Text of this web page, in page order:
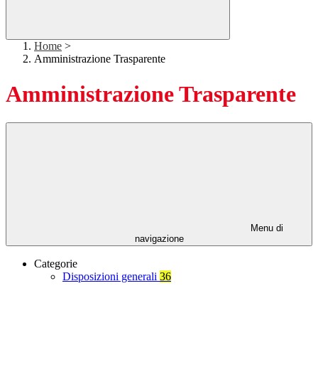
Home >
Amministrazione Trasparente
Amministrazione Trasparente
Menu di
navigazione
Categorie
Disposizioni generali 36